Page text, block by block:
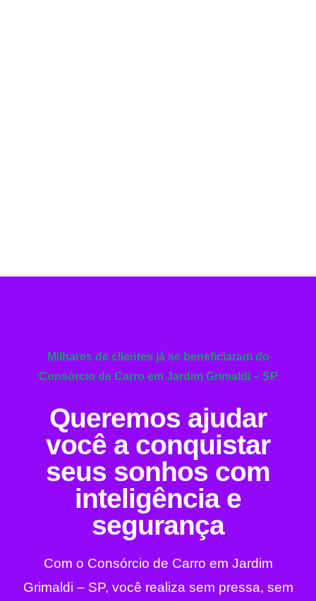
Milhares de clientes já se beneficiaram do
Consórcio de Carro em Jardim Grimaldi – SP
Queremos ajudar
você a conquistar
seus sonhos com
inteligência e
segurança
Com o Consórcio de Carro em Jardim
Grimaldi – SP, você realiza sem pressa, sem